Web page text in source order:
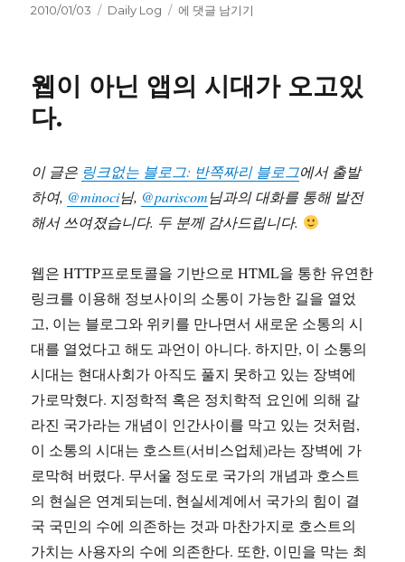
작
2010/01/03
카
Daily Log
이
에
니
다.
에 댓글 남기기
웹이 아닌 앱의 시대가 오고있
다.
이 글은 링크없는 블로그: 반쪽짜리 블로그에서 출발
하여, @minoci님, @pariscom님과의 대화를 통해 발전
해서 쓰여졌습니다. 두 분께 감사드립니다.
웹은 HTTP프로토콜을 기반으로 HTML을 통한 유연한
링크를 이용해 정보사이의 소통이 가능한 길을 열었
고, 이는 블로그와 위키를 만나면서 새로운 소통의 시
대를 열었다고 해도 과언이 아니다. 하지만, 이 소통의
시대는 현대사회가 아직도 풀지 못하고 있는 장벽에
가로막혔다. 지정학적 혹은 정치학적 요인에 의해 갈
라진 국가라는 개념이 인간사이를 막고 있는 것처럼,
이 소통의 시대는 호스트(서비스업체)라는 장벽에 가
로막혀 버렸다. 무서울 정도로 국가의 개념과 호스트
의 현실은 연계되는데, 현실세계에서 국가의 힘이 결
국 국민의 수에 의존하는 것과 마찬가지로 호스트의
가치는 사용자의 수에 의존한다. 또한, 이민을 막는 최